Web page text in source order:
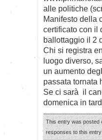
alle politiche
Manifesto della
certificato con il
ballottaggio il 2
Chi si registra
luogo diverso,
un aumento
passata tornata
Se ci sarà il
domenica in
This entry was posted
responses to this